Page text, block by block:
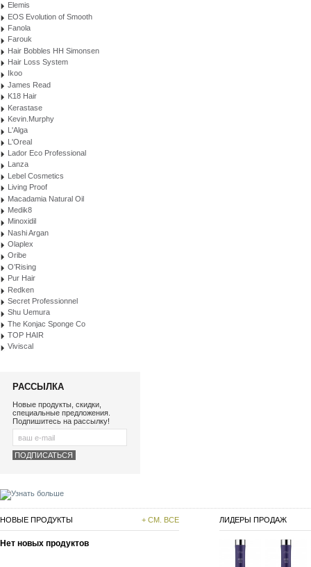
Elemis
EOS Evolution of Smooth
Fanola
Farouk
Hair Bobbles HH Simonsen
Hair Loss System
Ikoo
James Read
K18 Hair
Kerastase
Kevin.Murphy
L'Alga
L'Oreal
Lador Eco Professional
Lanza
Lebel Cosmetics
Living Proof
Macadamia Natural Oil
Medik8
Minoxidil
Nashi Argan
Olaplex
Oribe
O’Rising
Pur Hair
Redken
Secret Professionnel
Shu Uemura
The Konjac Sponge Co
TOP HAIR
Viviscal
РАССЫЛКА
Новые продукты, скидки,
специальные предложения.
Подпишитесь на рассылку!
НОВЫЕ ПРОДУКТЫ + СМ. ВСЕ
Нет новых продуктов
ЛИДЕРЫ ПРОДАЖ